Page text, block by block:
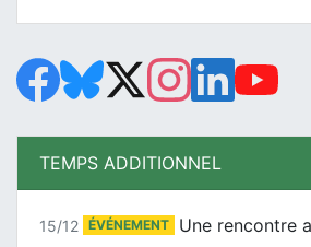
TEMPS ADDITIONNEL
15/12 ÉVÉNEMENT